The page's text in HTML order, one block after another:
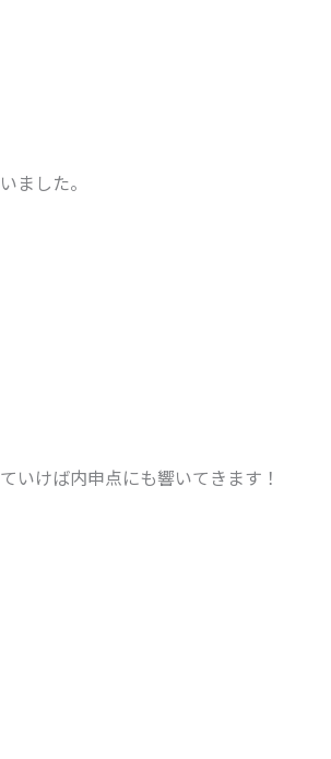
ました。
いけば内申点にも響いてきます！